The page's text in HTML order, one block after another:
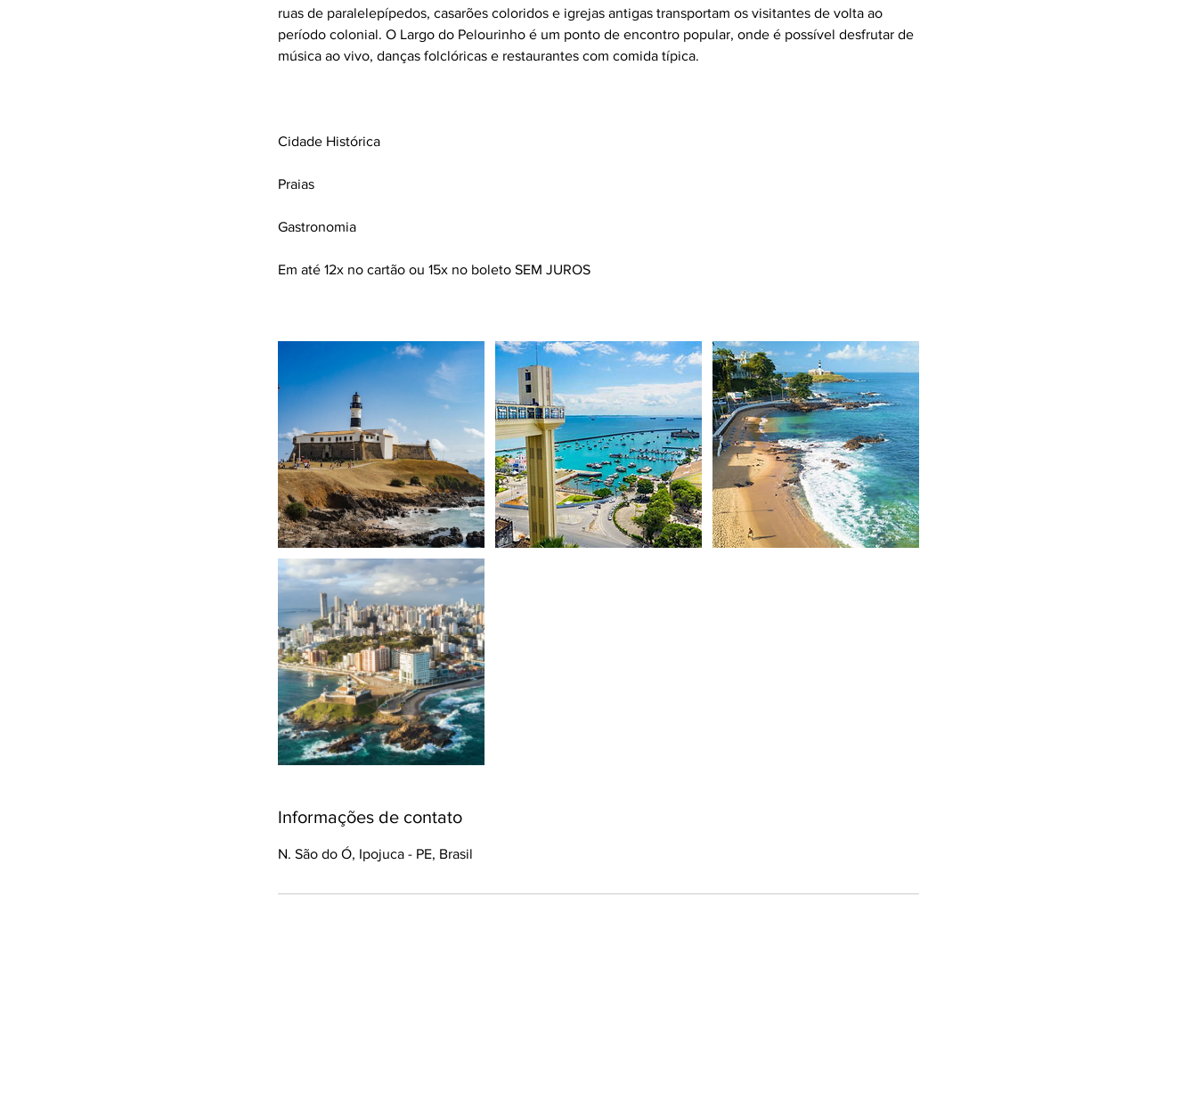
ruas de paralelepípedos, casarões coloridos e igrejas antigas transportam os visitantes de volta ao
período colonial. O Largo do Pelourinho é um ponto de encontro popular, onde é possível desfrutar de
música ao vivo, danças folclóricas e restaurantes com comida típica.
Cidade Histórica
Praias
Gastronomia
Em até 12x no cartão ou 15x no boleto SEM JUROS
Informações de contato
N. São do Ó, Ipojuca - PE, Brasil